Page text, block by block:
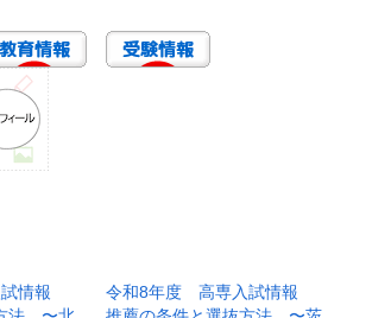
情報
令和8年度 高専入試情報